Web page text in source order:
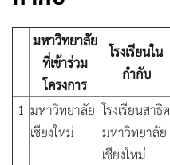
มหาวิทยาลัย
ที่เข้าร่วม
โครงการ
โรงเรียนใน
กำกับ
1 มหาวิทยาลัย
เชียงใหม่
โรงเรียนสาธิต
มหาวิทยาลัย
เชียงใหม่